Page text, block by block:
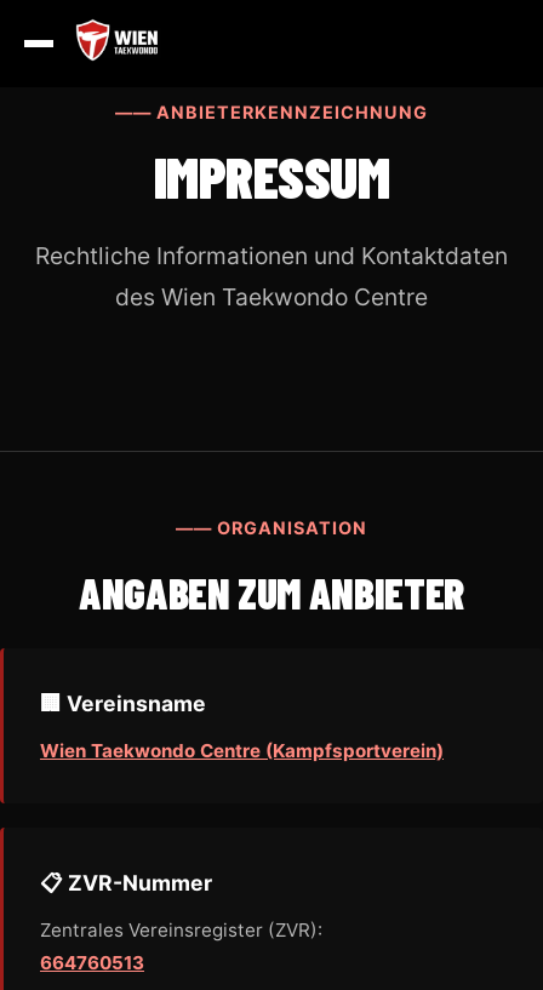
—— ANBIETERKENNZEICHNUNG
IMPRESSUM
Rechtliche Informationen und Kontaktdaten
des Wien Taekwondo Centre
—— ORGANISATION
ANGABEN ZUM ANBIETER
🏢 Vereinsname
Wien Taekwondo Centre (Kampfsportverein)
📋 ZVR-Nummer
Zentrales Vereinsregister (ZVR):
664760513